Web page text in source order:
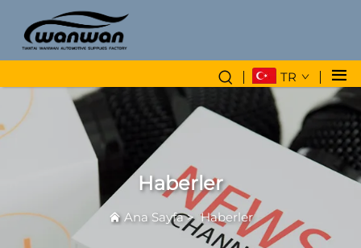
TR
Haberler
Ana Sayfa>Haberler